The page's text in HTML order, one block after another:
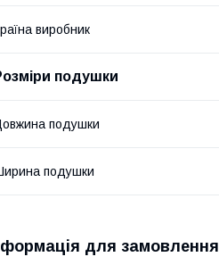
виробник
подушки
подушки
подушки
для замовлення